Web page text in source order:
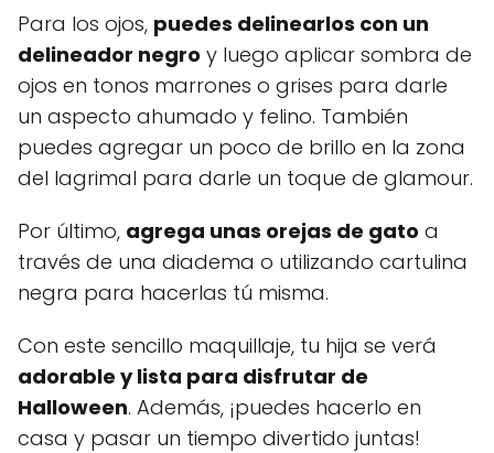
Para los ojos, puedes delinearlos con un
delineador negro y luego aplicar sombra de
ojos en tonos marrones o grises para darle
un aspecto ahumado y felino. También
puedes agregar un poco de brillo en la zona
del lagrimal para darle un toque de glamour.
Por último, agrega unas orejas de gato a
través de una diadema o utilizando cartulina
negra para hacerlas tú misma.
Con este sencillo maquillaje, tu hija se verá
adorable y lista para disfrutar de
Halloween. Además, ¡puedes hacerlo en
casa y pasar un tiempo divertido juntas!